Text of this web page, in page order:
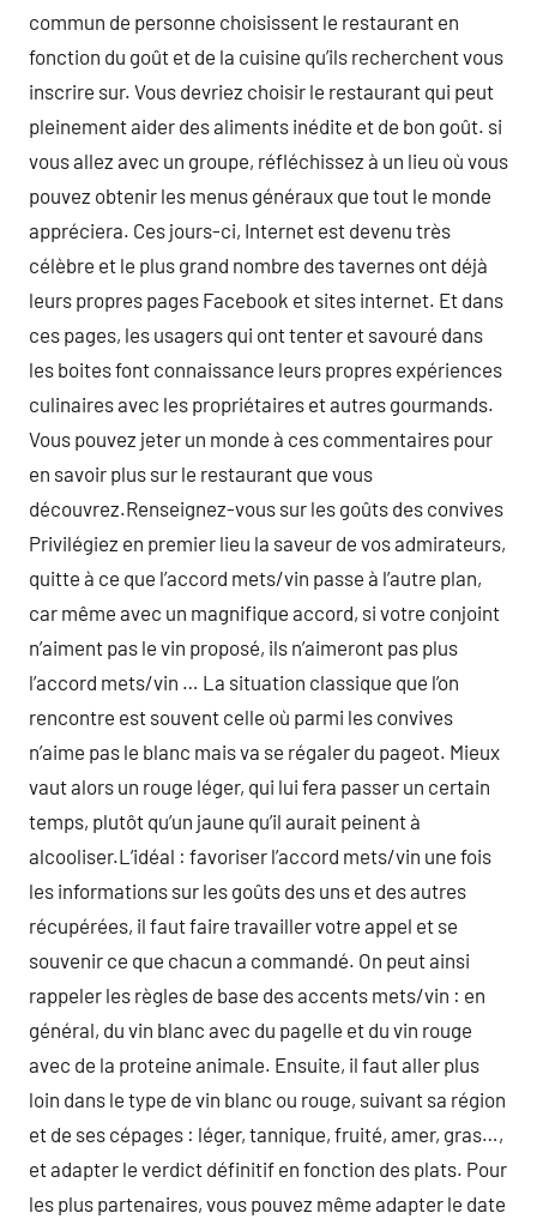
commun de personne choisissent le restaurant en
fonction du goût et de la cuisine qu’ils recherchent vous
inscrire sur. Vous devriez choisir le restaurant qui peut
pleinement aider des aliments inédite et de bon goût. si
vous allez avec un groupe, réfléchissez à un lieu où vous
pouvez obtenir les menus généraux que tout le monde
appréciera. Ces jours-ci, Internet est devenu très
célèbre et le plus grand nombre des tavernes ont déjà
leurs propres pages Facebook et sites internet. Et dans
ces pages, les usagers qui ont tenter et savouré dans
les boites font connaissance leurs propres expériences
culinaires avec les propriétaires et autres gourmands.
Vous pouvez jeter un monde à ces commentaires pour
en savoir plus sur le restaurant que vous
découvrez.Renseignez-vous sur les goûts des convives
Privilégiez en premier lieu la saveur de vos admirateurs,
quitte à ce que l’accord mets/vin passe à l’autre plan,
car même avec un magnifique accord, si votre conjoint
n’aiment pas le vin proposé, ils n’aimeront pas plus
l’accord mets/vin … La situation classique que l’on
rencontre est souvent celle où parmi les convives
n’aime pas le blanc mais va se régaler du pageot. Mieux
vaut alors un rouge léger, qui lui fera passer un certain
temps, plutôt qu’un jaune qu’il aurait peinent à
alcooliser.L’idéal : favoriser l’accord mets/vin une fois
les informations sur les goûts des uns et des autres
récupérées, il faut faire travailler votre appel et se
souvenir ce que chacun a commandé. On peut ainsi
rappeler les règles de base des accents mets/vin : en
général, du vin blanc avec du pagelle et du vin rouge
avec de la proteine animale. Ensuite, il faut aller plus
loin dans le type de vin blanc ou rouge, suivant sa région
et de ses cépages : léger, tannique, fruité, amer, gras…,
et adapter le verdict définitif en fonction des plats. Pour
les plus partenaires, vous pouvez même adapter le date